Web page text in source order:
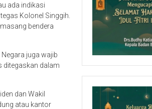
ada indikasi
Kolonel Singgih.
bendera
juga wajib
ditegaskan dalam
dan Wakil
atau kantor